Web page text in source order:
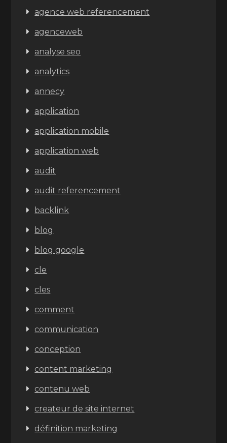
agence web referencement
agenceweb
analyse seo
analytics
annecy
application
application mobile
application web
audit
audit referencement
backlink
blog
blog google
cle
cles
comment
communication
conception
content marketing
contenu web
createur de site internet
définition marketing